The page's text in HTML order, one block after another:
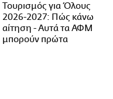
Τουρισμός για Όλους
2026-2027: Πώς κάνω
αίτηση - Αυτά τα ΑΦΜ
μπορούν πρώτα